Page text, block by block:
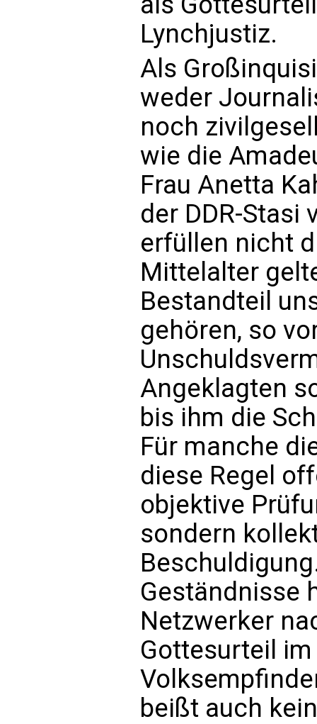
Lynchjustiz.
Als
weder
noch
wie die
Frau Anetta
der DDR-Stasi
erfüllen nicht
Mittelalter
Bestandteil
gehören, so
Angeklagten
bis ihm die
Für manche
diese Regel
objektive
sondern
Geständnisse
Netzwerker
Gottesurteil
beißt auch